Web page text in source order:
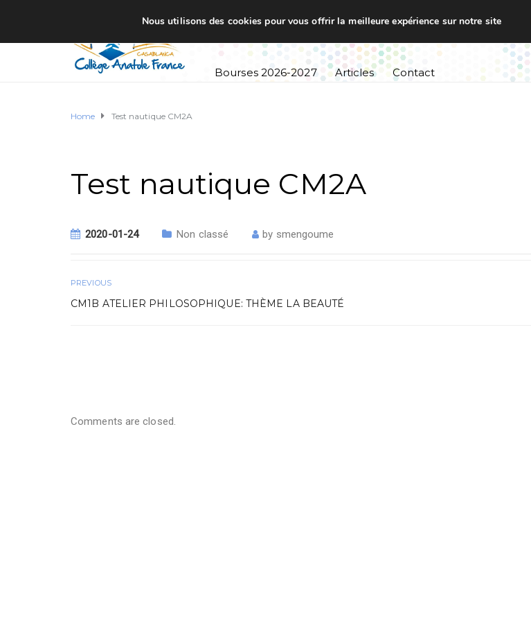
Bourses 2026-2027 Articles Contact
Home Test nautique CM2A
Test nautique CM2A
2020-01-24 Non classé by smengoume
PREVIOUS
CM1B ATELIER PHILOSOPHIQUE: THÈME LA BEAUTÉ
Comments are closed.
Nous utilisons des cookies pour vous offrir la meilleure expérience sur notre site